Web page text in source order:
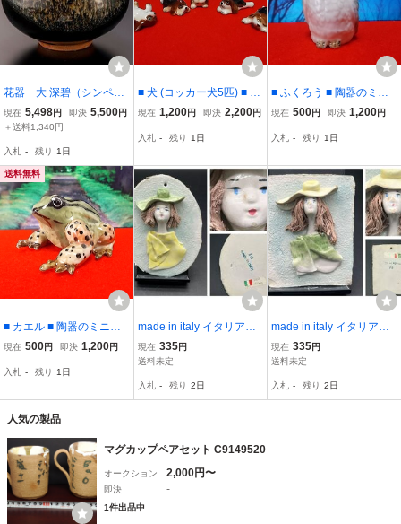
花器 大 深碧（シンペ
キ）窯 NSA1
現在 5,498円 即決 5,500円
＋送料1,340円
入札 - 残り 1日
■ 犬 (コッカー犬5匹) ■ 陶
器のミニチュア タイ王
現在 1,200円 即決 2,200円
入札 - 残り 1日
■ ふくろう ■ 陶器のミニ
チュア タイ王国製
現在 500円 即決 1,200円
入札 - 残り 1日
送料無料
■ カエル ■ 陶器のミニチ
ュア タイ王国製（送料
現在 500円 即決 1,200円
入札 - 残り 1日
made in italy イタリア製
ハンドメイド 女性 陶器絵
14×10.5×3㎝ 126g 紙粘
董品 壁飾 西洋陶器 (2088
現在 335円
送料未定
入札 - 残り 2日
made in italy イタリア製
ハンドメイド 女性 陶器絵
10×8×2.5㎝ 81g 紙粘土
品 壁飾 西洋陶器 (20893)
現在 335円
送料未定
入札 - 残り 2日
人気の製品
マグカップペアセット C9149520
オークション 2,000円〜
即決 -
1件出品中